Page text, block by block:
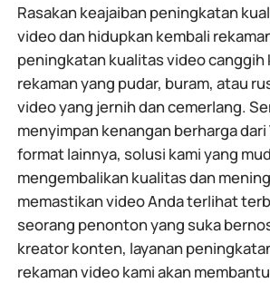
Rasakan keajaiban peningkatan
video dan hidupkan kembali
peningkatan kualitas video canggih
rekaman yang pudar, buram, atau
video yang jernih dan cemerlang.
menyimpan kenangan berharga dari
format lainnya, solusi kami yang
mengembalikan kualitas dan
memastikan video Anda terlihat
seorang penonton yang suka
kreator konten, layanan
rekaman video kami akan